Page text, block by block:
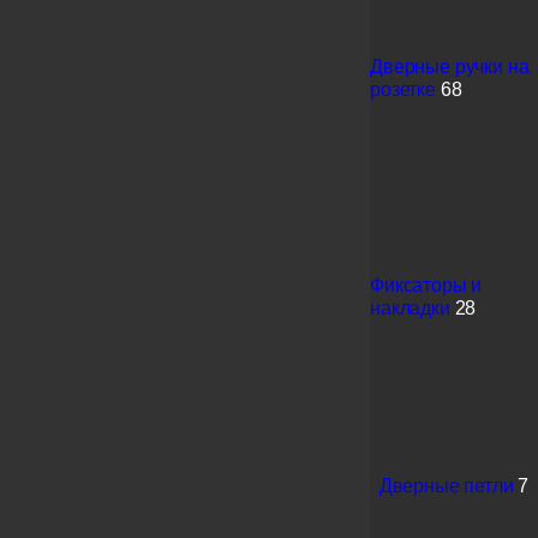
Дверные ручки на
розетке 68
Фиксаторы и
накладки 28
Дверные петли 7